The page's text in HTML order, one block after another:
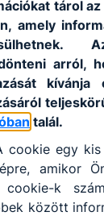
tárol
amely
arról,
kívánja
talál.
cookie egy
amikor
k
között